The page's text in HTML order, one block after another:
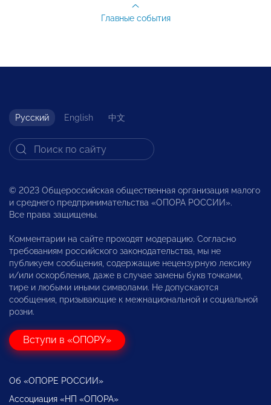
Главные события
Русский English 中文
© 2023 Общероссийская общественная организация малого
и среднего предпринимательства «ОПОРА РОССИИ».
Все права защищены.
Комментарии на сайте проходят модерацию. Согласно
требованиям российского законодательства, мы не
публикуем сообщения, содержащие нецензурную лексику
и/или оскорбления, даже в случае замены букв точками,
тире и любыми иными символами. Не допускаются
сообщения, призывающие к межнациональной и социальной
розни.
Вступи в «ОПОРУ»
Об «ОПОРЕ РОССИИ»
Ассоциация «НП «ОПОРА»